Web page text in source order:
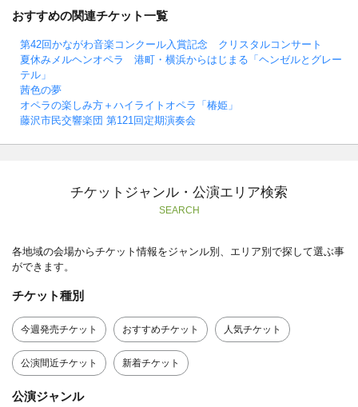
おすすめの関連チケット一覧
第42回かながわ音楽コンクール入賞記念 クリスタルコンサート
夏休みメルヘンオペラ 港町・横浜からはじまる「ヘンゼルとグレー
テル」
茜色の夢
オペラの楽しみ方＋ハイライトオペラ「椿姫」
藤沢市民交響楽団 第121回定期演奏会
チケットジャンル・公演エリア検索
SEARCH
各地域の会場からチケット情報をジャンル別、エリア別で探して選ぶ事
ができます。
チケット種別
今週発売チケット おすすめチケット 人気チケット
公演間近チケット 新着チケット
公演ジャンル